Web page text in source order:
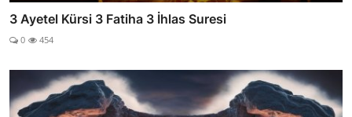
3 Ayetel Kürsi 3 Fatiha 3 İhlas Suresi
0 454